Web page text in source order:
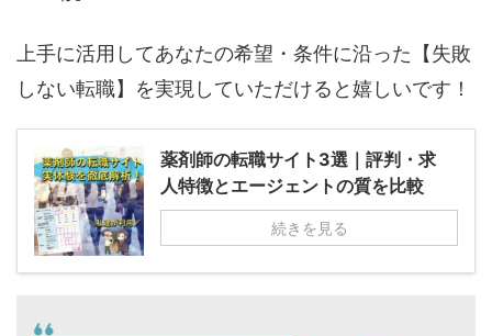
上手に活用してあなたの希望・条件に沿った【失敗
しない転職】を実現していただけると嬉しいです！
薬剤師の転職サイト3選｜評判・求
人特徴とエージェントの質を比較
続きを見る